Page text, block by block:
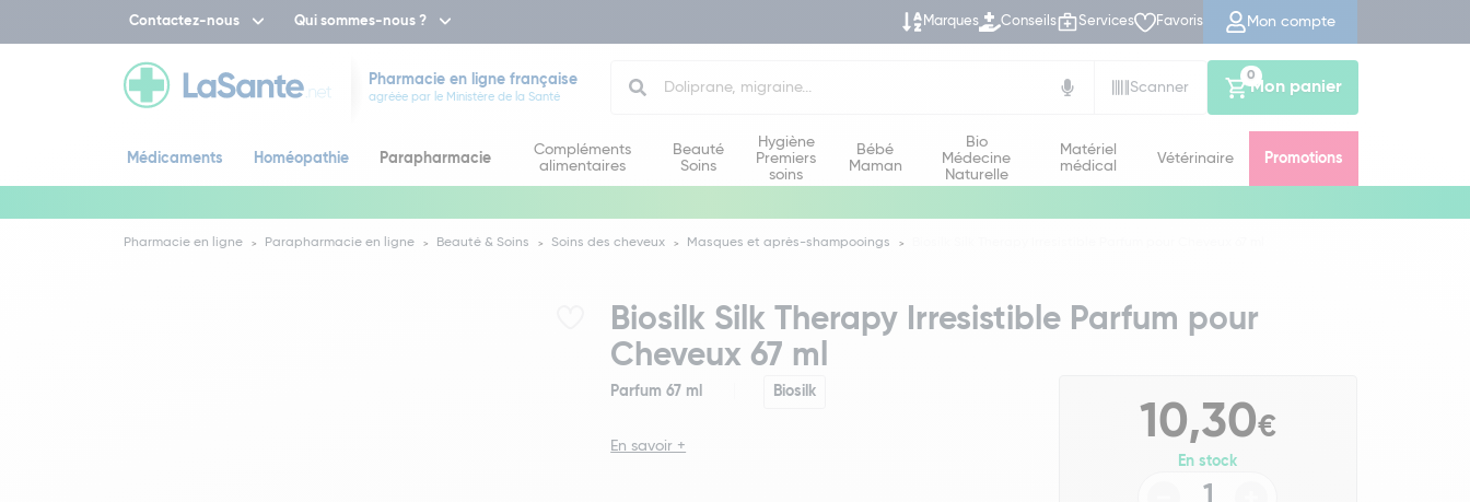
Contactez-nous Qui sommes-nous ? Marques Conseils Services Favoris Mon compte
Pharmacie en ligne française
agréée par le Ministère de la Santé
Scanner
Mon panier
0
Médicaments Homéopathie Parapharmacie
Compléments
alimentaires
Beauté
Soins
Hygiène
Premiers
soins
Bébé
Maman
Bio
Médecine
Naturelle
Matériel
médical
Vétérinaire Promotions
Pharmacie en ligne Parapharmacie en ligne Beauté & Soins Soins des cheveux Masques et après-shampooings
Biosilk Silk Therapy Irresistible Parfum pour
Cheveux 67 ml
Parfum 67 ml Biosilk
En savoir + 10,30€
En stock